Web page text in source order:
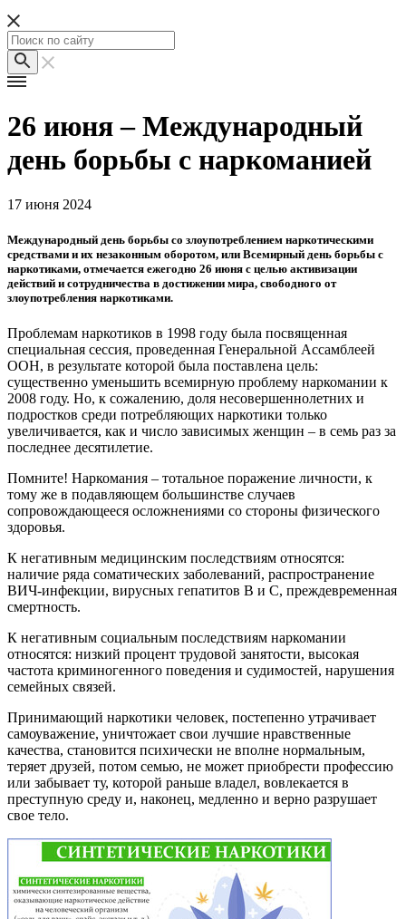
26 июня – Международный
день борьбы с наркоманией
17 июня 2024
Международный день борьбы со злоупотреблением наркотическими
средствами и их незаконным оборотом, или Всемирный день борьбы с
наркотиками, отмечается ежегодно 26 июня с целью активизации
действий и сотрудничества в достижении мира, свободного от
злоупотребления наркотиками.
Проблемам наркотиков в 1998 году была посвященная
специальная сессия, проведенная Генеральной Ассамблеей
ООН, в результате которой была поставлена цель:
существенно уменьшить всемирную проблему наркомании к
2008 году. Но, к сожалению, доля несовершеннолетних и
подростков среди потребляющих наркотики только
увеличивается, как и число зависимых женщин – в семь раз за
последнее десятилетие.
Помните! Наркомания – тотальное поражение личности, к
тому же в подавляющем большинстве случаев
сопровождающееся осложнениями со стороны физического
здоровья.
К негативным медицинским последствиям относятся:
наличие ряда соматических заболеваний, распространение
ВИЧ-инфекции, вирусных гепатитов В и С, преждевременная
смертность.
К негативным социальным последствиям наркомании
относятся: низкий процент трудовой занятости, высокая
частота криминогенного поведения и судимостей, нарушения
семейных связей.
Принимающий наркотики человек, постепенно утрачивает
самоуважение, уничтожает свои лучшие нравственные
качества, становится психически не вполне нормальным,
теряет друзей, потом семью, не может приобрести профессию
или забывает ту, которой раньше владел, вовлекается в
преступную среду и, наконец, медленно и верно разрушает
свое тело.